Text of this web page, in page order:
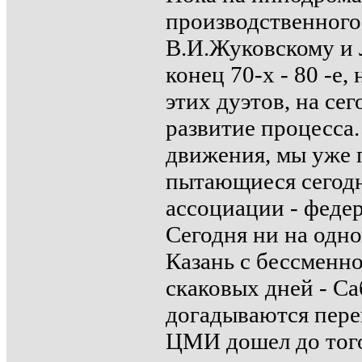
В.И.Жуковскому и
конец 70-х - 80 -е,
этих дуэтов, на
развитие
движения, мы уже
пытающиеся
ассоциации -
Сегодня ни на
Казань с
скаковых дней -
догадываются
ЦМИ дошел до